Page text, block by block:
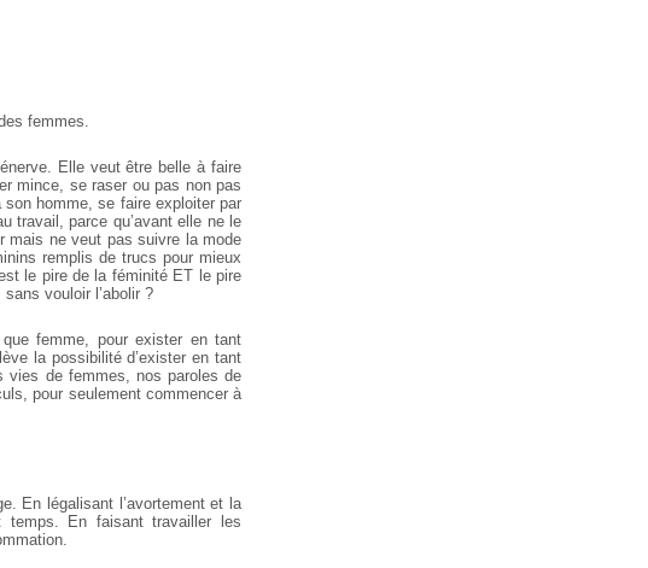
femmes.
Elle veut être belle à faire
mince, se raser ou pas non pas
homme, se faire exploiter par
travail, parce qu’avant elle ne le
mais ne veut pas suivre la mode
remplis de trucs pour mieux
le pire de la féminité ET le pire
vouloir l’abolir ?
femme, pour exister en tant
la possibilité d’exister en tant
vies de femmes, nos paroles de
pour seulement commencer à
En légalisant l’avortement et la
temps. En faisant travailler les